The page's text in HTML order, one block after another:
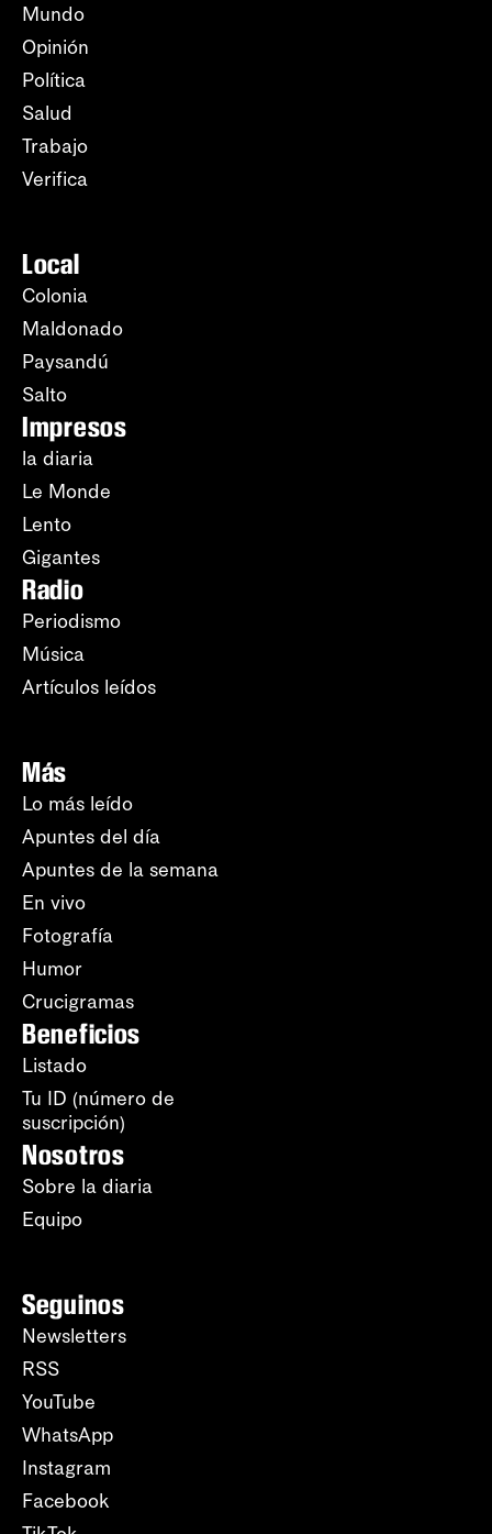
Mundo
Opinión
Política
Salud
Trabajo
Verifica
Local
Colonia
Maldonado
Paysandú
Salto
Impresos
la diaria
Le Monde
Lento
Gigantes
Radio
Periodismo
Música
Artículos leídos
Más
Lo más leído
Apuntes del día
Apuntes de la semana
En vivo
Fotografía
Humor
Crucigramas
Beneficios
Listado
Tu ID (número de
suscripción)
Nosotros
Sobre la diaria
Equipo
Seguinos
Newsletters
RSS
YouTube
WhatsApp
Instagram
Facebook